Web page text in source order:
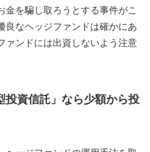
金を騙し取ろうとする事件がこ
良なヘッジファンドは確かにあ
ァンドには出資しないよう注意
投資信託」なら少額から投